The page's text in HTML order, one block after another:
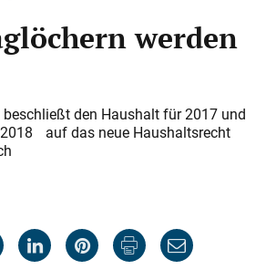
werden
den Haushalt für 2017 und
auf das neue Haushaltsrecht